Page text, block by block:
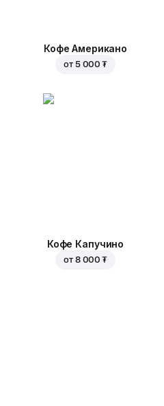
Кофе Американо
от 5 000 ₮
Кофе Капучино
от 8 000 ₮